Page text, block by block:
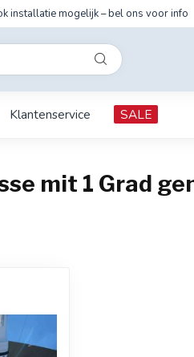
installatie mogelijk – bel ons voor info
Klantenservice SALE
mit 1 Grad